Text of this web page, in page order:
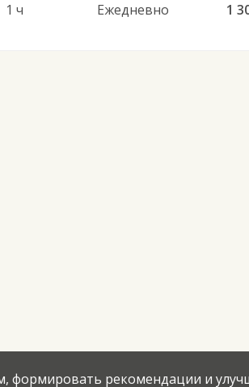
1 ч Ежедневно 1
формировать рекомендации и